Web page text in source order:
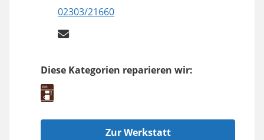
02303/21660
Diese Kategorien reparieren wir:
Zur Werkstatt